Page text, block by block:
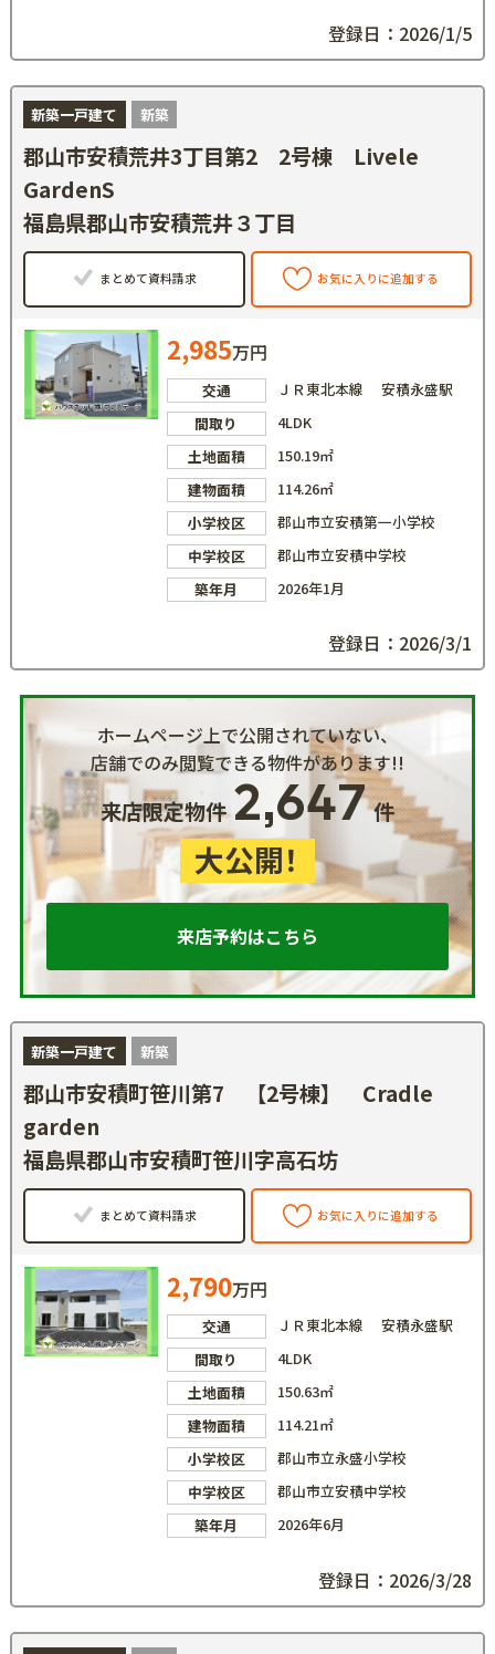
登録日：2026/1/5
新築一戸建て 新築
郡山市安積荒井3丁目第2 2号棟 Livele
GardenS
福島県郡山市安積荒井３丁目
まとめて資料請求 お気に入りに追加する
2,985万円
交通
ＪＲ東北本線 安積永盛駅
間取り
4LDK
土地面積
150.19㎡
建物面積
114.26㎡
小学校区
郡山市立安積第一小学校
中学校区
郡山市立安積中学校
築年月
2026年1月
登録日：2026/3/1
ホームページ上で公開されていない、
店舗でのみ閲覧できる物件があります!!
来店限定物件2,647件
大公開！
来店予約はこちら
新築一戸建て 新築
郡山市安積町笹川第7 【2号棟】 Cradle
garden
福島県郡山市安積町笹川字高石坊
まとめて資料請求 お気に入りに追加する
2,790万円
交通
ＪＲ東北本線 安積永盛駅
間取り
4LDK
土地面積
150.63㎡
建物面積
114.21㎡
小学校区
郡山市立永盛小学校
中学校区
郡山市立安積中学校
築年月
2026年6月
登録日：2026/3/28